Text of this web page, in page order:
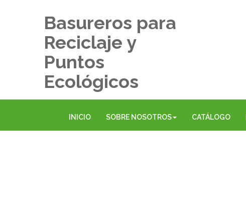
Basureros para
Reciclaje y
Puntos
Ecológicos
INICIO SOBRE NOSOTROS CATÁLOGO